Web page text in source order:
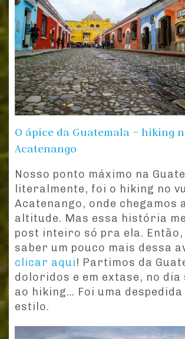
O ápice da Guatemala – hiking
Acatenango
Nosso ponto máximo na
literalmente, foi o hiking no
Acatenango, onde chegamos
altitude. Mas essa história
post inteiro só pra ela.
saber um pouco mais dessa
clicar aqui! Partimos da
doloridos e em extase, no dia
ao hiking… Foi uma
estilo.